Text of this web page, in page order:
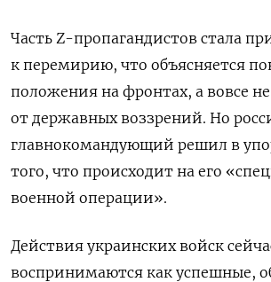
Часть Z-пропагандистов стала
к перемирию, что объясняется
положения на фронтах, а вовсе
от державных воззрений. Но
главнокомандующий решил в
того, что происходит на его
военной операции».
Действия украинских войск
воспринимаются как успешные,